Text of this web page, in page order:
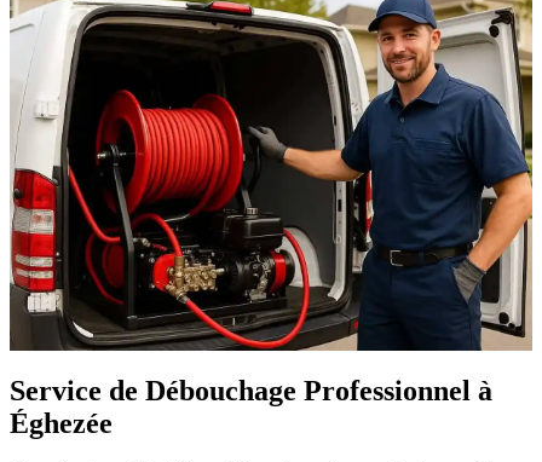
Service de Débouchage Professionnel à
Éghezée